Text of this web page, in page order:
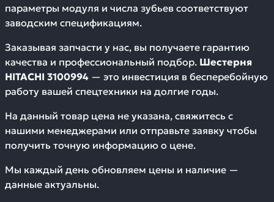
параметры модуля и числа зубьев соответствуют
заводским спецификациям.
Заказывая запчасти у нас, вы получаете гарантию
качества и профессиональный подбор. Шестерня
HITACHI 3100994 — это инвестиция в бесперебойную
работу вашей спецтехники на долгие годы.
На данный товар цена не указана, свяжитесь с
нашими менеджерами или отправьте заявку чтобы
получить точную информацию о цене.
Мы каждый день обновляем цены и наличие —
данные актуальны.